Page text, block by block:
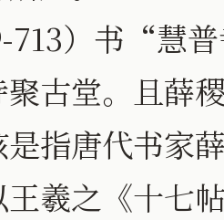
）书“慧
古堂。且薛
是指唐代书
羲之《十七